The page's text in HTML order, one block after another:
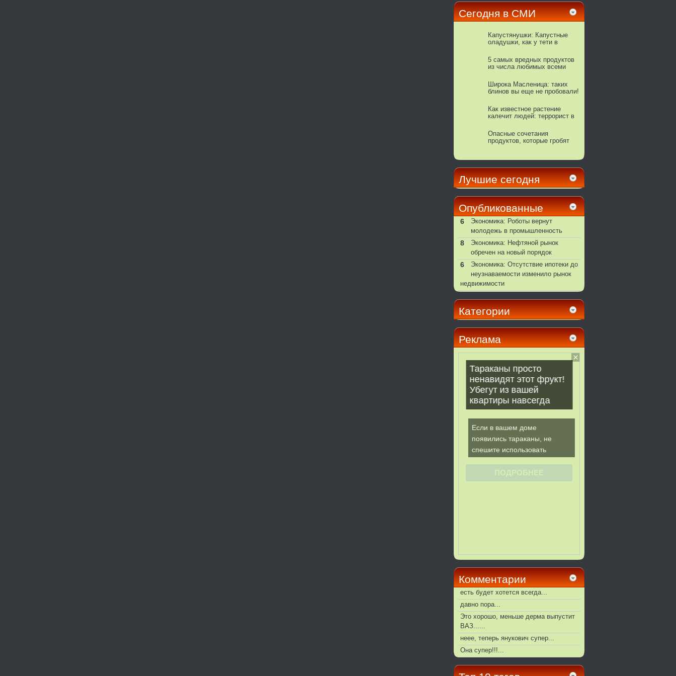
Сегодня в СМИ
Капустянушки: Капустные
оладушки, как у тети в
5 самых вредных продуктов
из числа любимых всеми
Широка Масленица: таких
блинов вы еще не пробовали!
Как известное растение
калечит людей: террорист в
Опасные сочетания
продуктов, которые гробят
Лучшие сегодня
Опубликованные
6
Экономика: Роботы вернут
молодежь в промышленность
8
Экономика: Нефтяной рынок
обречен на новый порядок
6
Экономика: Отсутствие ипотеки до
неузнаваемости изменило рынок
недвижимости
Категории
Реклама
Комментарии
есть будет хотется всегда...
давно пора...
Это хорошо, меньше дерма выпустит
ВАЗ......
неее, теперь янукович супер...
Она супер!!!...